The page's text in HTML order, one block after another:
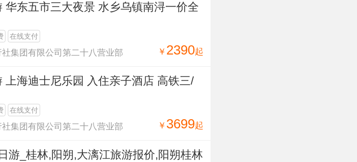
华东五市三大夜景 水乡乌镇南浔一价全
在线支付
￥ 2390起
集团有限公司第二十八营业部
上海迪士尼乐园 入住亲子酒店 高铁三/
在线支付
￥ 3699起
集团有限公司第二十八营业部
游_桂林,阳朔,大漓江旅游报价,阳朔桂林